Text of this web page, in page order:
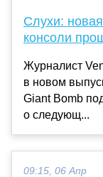
Слухи:
консоли
Журналист
в новом
Giant Bomb
о следующ...
09:15, 06 Апр